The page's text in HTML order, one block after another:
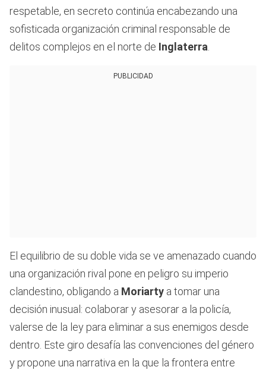
respetable, en secreto continúa encabezando una
sofisticada organización criminal responsable de
delitos complejos en el norte de Inglaterra
PUBLICIDAD
El equilibrio de su doble vida se ve amenazado cuando
una organización rival pone en peligro su imperio
clandestino, obligando a Moriarty a tomar una
decisión inusual: colaborar y asesorar a la policía,
valerse de la ley para eliminar a sus enemigos desde
dentro. Este giro desafía las convenciones del género
y propone una narrativa en la que la frontera entre